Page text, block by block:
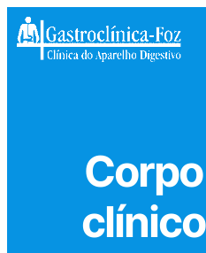
Pular
para
Corpo
clínico